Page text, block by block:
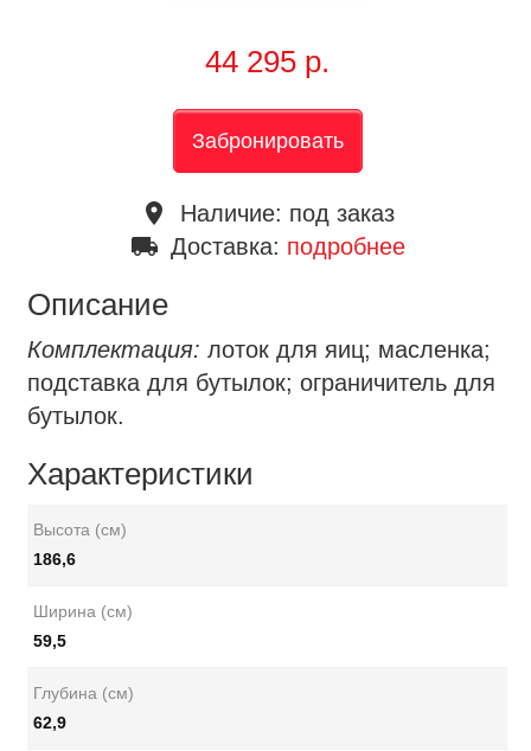
44 295 р.
Забронировать
place Наличие: под заказ
local_shipping Доставка: подробнее
Описание
Комплектация: лоток для яиц; масленка;
подставка для бутылок; ограничитель для
бутылок.
Характеристики
Высота (см)
186,6
Ширина (см)
59,5
Глубина (см)
62,9